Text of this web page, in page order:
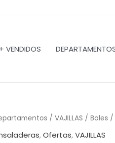
VENDIDOS
/ VAJILLAS / Boles /
,Ofertas,VAJILLAS